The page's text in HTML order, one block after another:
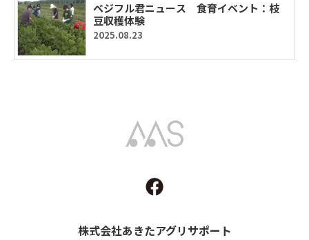
ベジフル君ニュース 食育イベント：枝
豆収穫体験
2025.08.23
株式会社あきたアグリサポート